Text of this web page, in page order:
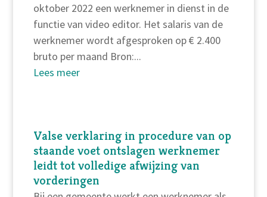
oktober 2022 een werknemer in dienst in de
functie van video editor. Het salaris van de
werknemer wordt afgesproken op € 2.400
bruto per maand Bron:...
Lees meer
Valse verklaring in procedure van op
staande voet ontslagen werknemer
leidt tot volledige afwijzing van
vorderingen